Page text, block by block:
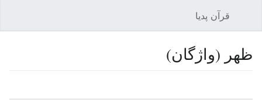
قرآن پدیا
ظهر (واژگان)